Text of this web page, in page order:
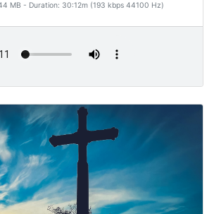
MB - Duration: 30:12m (193 kbps 44100 Hz)